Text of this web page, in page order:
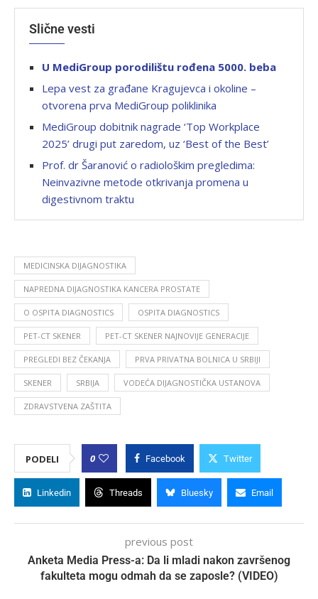
Slične vesti
U MediGroup porodilištu rođena 5000. beba
Lepa vest za građane Kragujevca i okoline –
otvorena prva MediGroup poliklinika
MediGroup dobitnik nagrade ‘Top Workplace
2025’ drugi put zaredom, uz ‘Best of the Best’
Prof. dr Šaranović o radiološkim pregledima:
Neinvazivne metode otkrivanja promena u
digestivnom traktu
MEDICINSKA DIJAGNOSTIKA
NAPREDNA DIJAGNOSTIKA KANCERA PROSTATE
O OSPITA DIAGNOSTICS OSPITA DIAGNOSTICS
PET-CT SKENER PET-CT SKENER NAJNOVIJE GENERACIJE
PREGLEDI BEZ ČEKANJA PRVA PRIVATNA BOLNICA U SRBIJI
SKENER SRBIJA VODEĆA DIJAGNOSTIČKA USTANOVA
ZDRAVSTVENA ZAŠTITA
PODELI 0 Facebook Twitter
Linkedin Threads Bluesky Email
previous post
Anketa Media Press-a: Da li mladi nakon završenog
fakulteta mogu odmah da se zaposle? (VIDEO)